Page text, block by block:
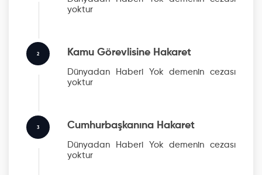
yoktur
2 Kamu Görevlisine Hakaret
Dünyadan Haberi Yok demenin cezası
yoktur
3 Cumhurbaşkanına Hakaret
Dünyadan Haberi Yok demenin cezası
yoktur